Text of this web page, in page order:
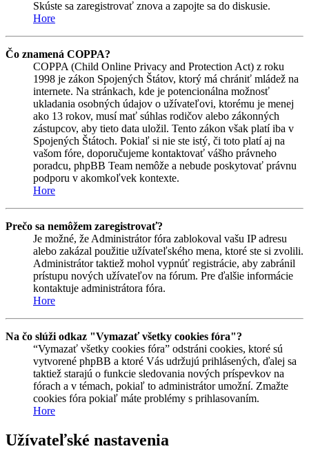
Skúste sa zaregistrovať znova a zapojte sa do diskusie.
Hore
Čo znamená COPPA?
COPPA (Child Online Privacy and Protection Act) z roku
1998 je zákon Spojených Štátov, ktorý má chrániť mládež na
internete. Na stránkach, kde je potencionálna možnosť
ukladania osobných údajov o užívateľovi, ktorému je menej
ako 13 rokov, musí mať súhlas rodičov alebo zákonných
zástupcov, aby tieto data uložil. Tento zákon však platí iba v
Spojených Štátoch. Pokiaľ si nie ste istý, či toto platí aj na
vašom fóre, doporučujeme kontaktovať vášho právneho
poradcu, phpBB Team nemôže a nebude poskytovať právnu
podporu v akomkoľvek kontexte.
Hore
Prečo sa nemôžem zaregistrovať?
Je možné, že Administrátor fóra zablokoval vašu IP adresu
alebo zakázal použitie užívateľského mena, ktoré ste si zvolili.
Administrátor taktiež mohol vypnúť registrácie, aby zabránil
prístupu nových užívateľov na fórum. Pre ďalšie informácie
kontaktuje administrátora fóra.
Hore
Na čo slúži odkaz "Vymazať všetky cookies fóra"?
“Vymazať všetky cookies fóra” odstráni cookies, ktoré sú
vytvorené phpBB a ktoré Vás udržujú prihlásených, ďalej sa
taktiež starajú o funkcie sledovania nových príspevkov na
fórach a v témach, pokiaľ to administrátor umožní. Zmažte
cookies fóra pokiaľ máte problémy s prihlasovaním.
Hore
Užívateľské nastavenia